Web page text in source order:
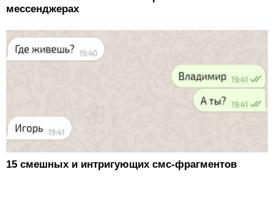
мессенджерах
15 смешных и интригующих смс-фрагментов